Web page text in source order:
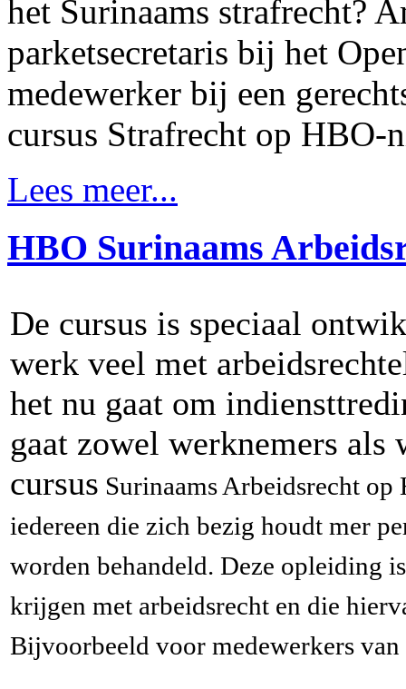
het Surinaams strafrecht?
parketsecretaris bij het
medewerker bij een
cursus Strafrecht op HBO-
Lees meer...
HBO Surinaams
De cursus is speciaal
werk veel met
het nu gaat om
gaat zowel werknemers als
cursus Surinaams Arbeidsrecht
iedereen die zich bezig houdt mer
worden behandeld. Deze opleiding
krijgen met arbeidsrecht en die
Bijvoorbeeld voor medewerkers van